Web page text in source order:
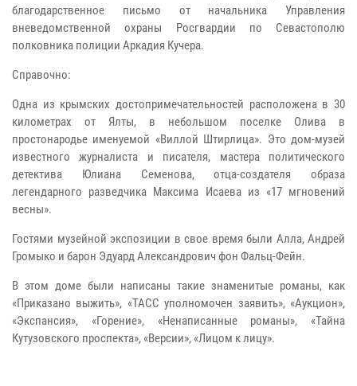
благодарственное письмо от начальника Управления
вневедомственной охраны Росгвардии по Севастополю
полковника полиции Аркадия Кучера.
Справочно:
Одна из крымских достопримечательностей расположена в 30
километрах от Ялты, в небольшом поселке Олива в
простонародье именуемой «Виллой Штирлица». Это дом-музей
известного журналиста и писателя, мастера политического
детектива Юлиана Семенова, отца-создателя образа
легендарного разведчика Максима Исаева из «17 мгновений
весны».
Гостями музейной экспозиции в свое время были Алла, Андрей
Громыко и барон Эдуард Александрович фон Фальц-Фейн.
В этом доме были написаны такие знаменитые романы, как
«Приказано выжить», «ТАСС уполномочен заявить», «Аукцион»,
«Экспансия», «Горение», «Ненаписанные романы», «Тайна
Кутузовского проспекта», «Версии», «Лицом к лицу».